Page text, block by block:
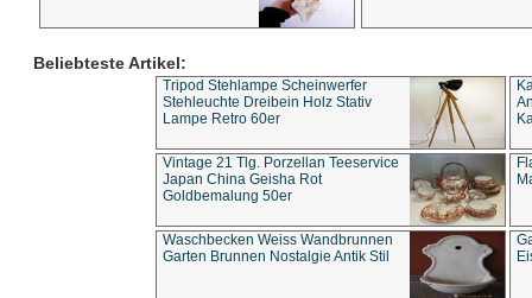
Beliebteste Artikel:
Tripod Stehlampe Scheinwerfer
Stehleuchte Dreibein Holz Stativ
Lampe Retro 60er
Vintage 21 Tlg. Porzellan Teeservice
Japan China Geisha Rot
Goldbemalung 50er
Waschbecken Weiss Wandbrunnen
Garten Brunnen Nostalgie Antik Stil